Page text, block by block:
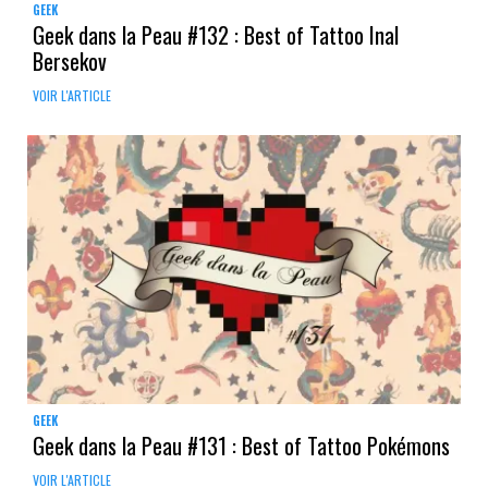
GEEK
Geek dans la Peau #132 : Best of Tattoo Inal
Bersekov
VOIR L'ARTICLE
GEEK
Geek dans la Peau #131 : Best of Tattoo Pokémons
VOIR L'ARTICLE